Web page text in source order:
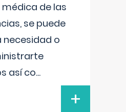
de las
se puede
necesidad o
así co...
+